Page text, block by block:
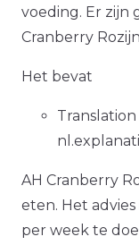
voeding. Er zijn
Cranberry
Het bevat
Translation
AH Cranberry
eten. Het
per week te